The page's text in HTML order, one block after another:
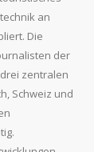
an
Die
der
zentralen
Schweiz und